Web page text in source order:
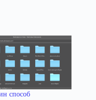
способ